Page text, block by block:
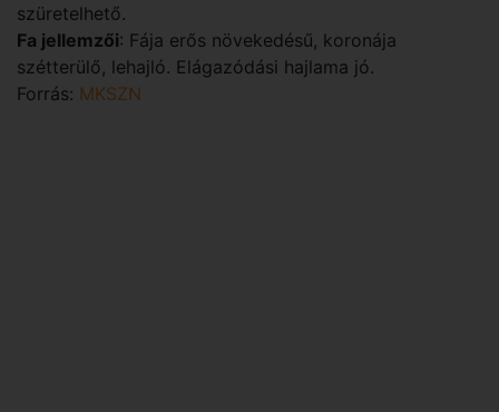
szüretelhető.
Fa jellemzői: Fája erős növekedésű, koronája
szétterülő, lehajló. Elágazódási hajlama jó.
Forrás: MKSZN